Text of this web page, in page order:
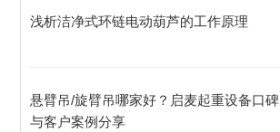
浅析洁净式环链电动葫芦的工作原理
悬臂吊/旋臂吊哪家好？启麦起重设备口碑
与客户案例分享